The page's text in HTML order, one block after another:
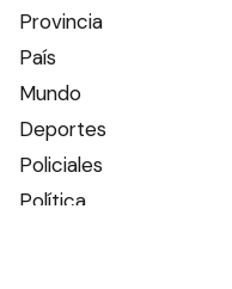
Provincia
País
Mundo
Deportes
Policiales
Política